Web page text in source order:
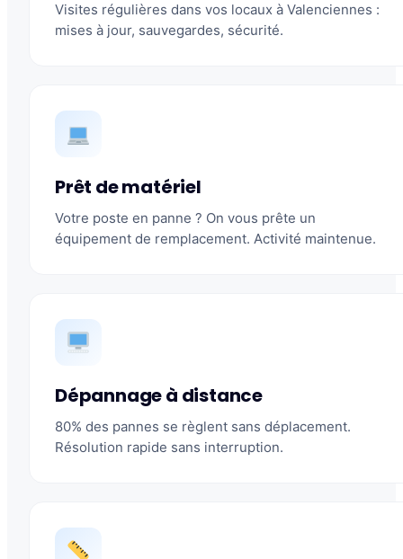
Visites régulières dans vos locaux à Valenciennes :
mises à jour, sauvegardes, sécurité.
Prêt de matériel
Votre poste en panne ? On vous prête un
équipement de remplacement. Activité maintenue.
Dépannage à distance
80% des pannes se règlent sans déplacement.
Résolution rapide sans interruption.